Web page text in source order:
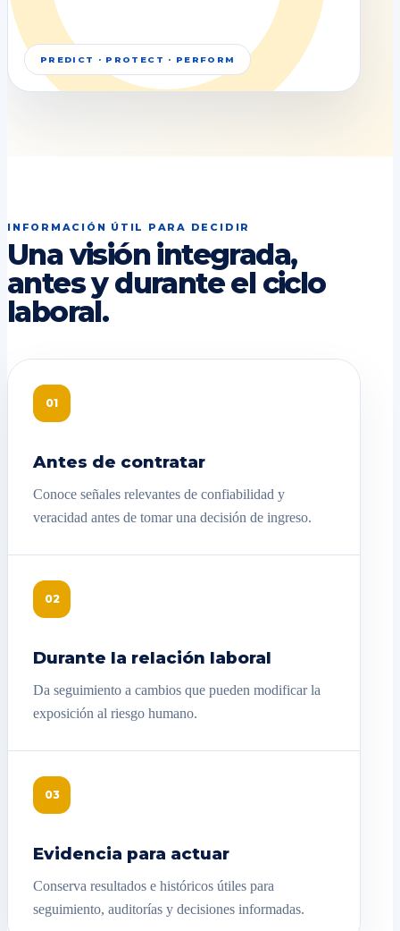
PREDICT · PROTECT · PERFORM
INFORMACIÓN ÚTIL PARA DECIDIR
Una visión integrada,
antes y durante el ciclo
laboral.
01
Antes de contratar
Conoce señales relevantes de confiabilidad y
veracidad antes de tomar una decisión de ingreso.
02
Durante la relación laboral
Da seguimiento a cambios que pueden modificar la
exposición al riesgo humano.
03
Evidencia para actuar
Conserva resultados e históricos útiles para
seguimiento, auditorías y decisiones informadas.